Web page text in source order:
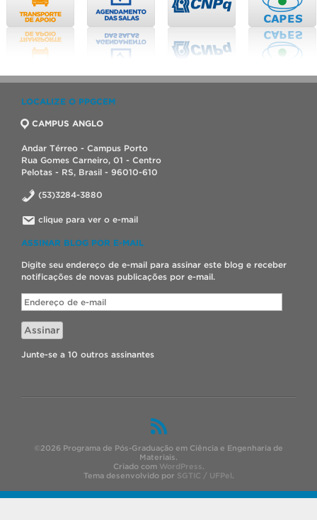
LOCALIZE O PPGCEM
CAMPUS ANGLO
Andar Térreo - Campus Porto
Rua Gomes Carneiro, 01 - Centro
Pelotas - RS, Brasil - 96010-610
(53)3284-3880
clique para ver o e-mail
ASSINAR BLOG POR E-MAIL
Digite seu endereço de e-mail para assinar este blog e receber
notificações de novas publicações por e-mail.
Endereço
de
e-
mail
Assinar
Junte-se a 10 outros assinantes
©2026 Programa de Pós-Graduação em Ciência e Engenharia de
Materiais.
Criado com WordPress.
Tema desenvolvido por SGTIC / UFPel.